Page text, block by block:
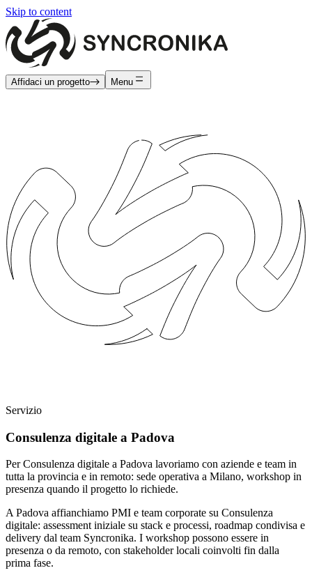
Skip to content
Affidaci un progetto Menu
Servizio
Consulenza digitale a Padova
Per Consulenza digitale a Padova lavoriamo con aziende e team in
tutta la provincia e in remoto: sede operativa a Milano, workshop in
presenza quando il progetto lo richiede.
A Padova affianchiamo PMI e team corporate su Consulenza
digitale: assessment iniziale su stack e processi, roadmap condivisa e
delivery dal team Syncronika. I workshop possono essere in
presenza o da remoto, con stakeholder locali coinvolti fin dalla
prima fase.